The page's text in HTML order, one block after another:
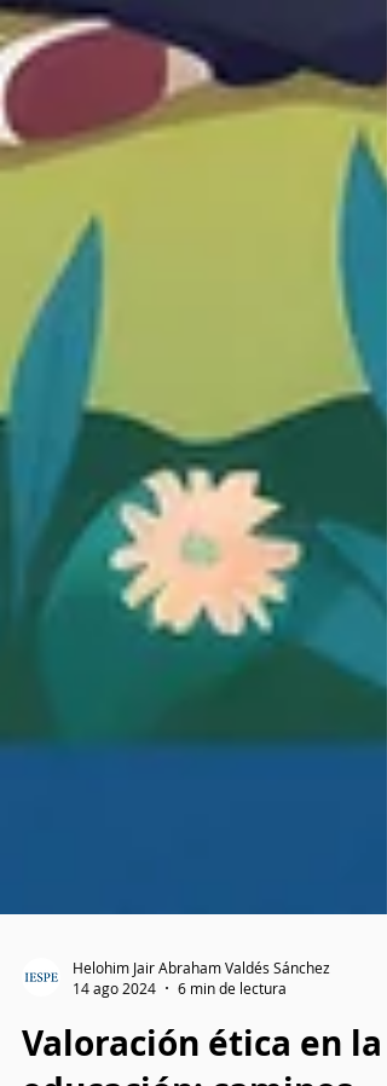
Helohim Jair Abraham Valdés Sánchez
14 ago 2024
6 min de lectura